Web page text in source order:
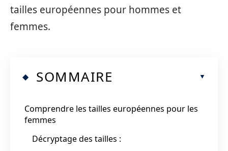
tailles européennes pour hommes et
femmes.
SOMMAIRE
Comprendre les tailles européennes pour les
femmes
Décryptage des tailles :